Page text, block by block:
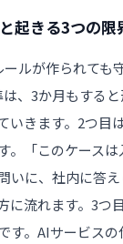
起きる3つの限
ルが作られても
、3か月もする
いきます。2つ目
。「このケース
いに、社内に答
に流れます。3つ
す。AIサービス